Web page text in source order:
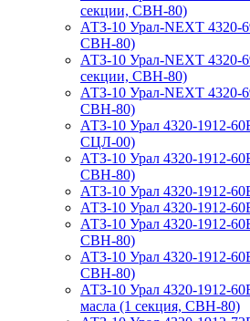
секции, СВН-80)
АТЗ-10 Урал-NEXT 4320-
СВН-80)
АТЗ-10 Урал-NEXT 4320-
секции, СВН-80)
АТЗ-10 Урал-NEXT 4320-
СВН-80)
АТЗ-10 Урал 4320-1912-
СЦЛ-00)
АТЗ-10 Урал 4320-1912-
СВН-80)
АТЗ-10 Урал 4320-1912-
АТЗ-10 Урал 4320-1912-
АТЗ-10 Урал 4320-1912-
СВН-80)
АТЗ-10 Урал 4320-1912-
СВН-80)
АТЗ-10 Урал 4320-1912-
масла (1 секция, СВН-80)